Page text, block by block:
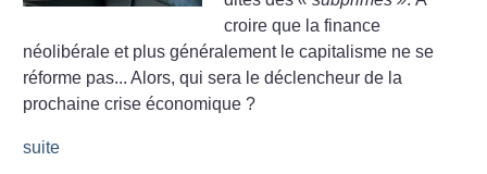
croire que la finance
néolibérale et plus généralement le capitalisme ne se
réforme pas... Alors, qui sera le déclencheur de la
prochaine crise économique ?
suite